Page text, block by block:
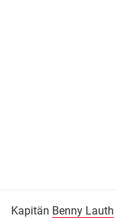
Kapitän Benny Lauth